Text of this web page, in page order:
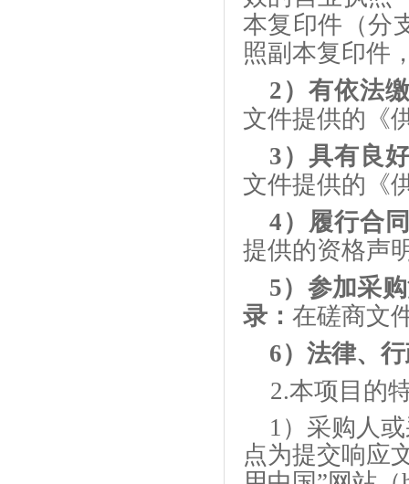
本复印件（分
照副本复印件
2）有依法
文件提供的《
3）具有良
文件提供的《
4）履行合
提供的资格声
5）参加采
录： 在磋商文
6）法律、
2.本项目的
1）采购人
点为提交响应